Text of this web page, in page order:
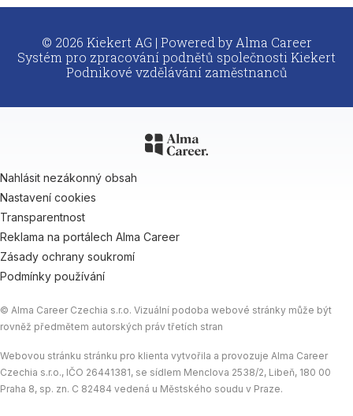
© 2026 Kiekert AG | Powered by Alma Career
Systém pro zpracování podnětů společnosti Kiekert
Podnikové vzdělávání zaměstnanců
Nahlásit nezákonný obsah
Nastavení cookies
Transparentnost
Reklama na portálech Alma Career
Zásady ochrany soukromí
Podmínky používání
© Alma Career Czechia s.r.o. Vizuální podoba webové stránky může být
rovněž předmětem autorských práv třetích stran
Webovou stránku stránku pro klienta vytvořila a provozuje Alma Career
Czechia s.r.o., IČO 26441381, se sídlem Menclova 2538/2, Libeň, 180 00
Praha 8, sp. zn. C 82484 vedená u Městského soudu v Praze.